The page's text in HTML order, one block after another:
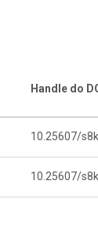
Handle do
10.25607/
10.25607/